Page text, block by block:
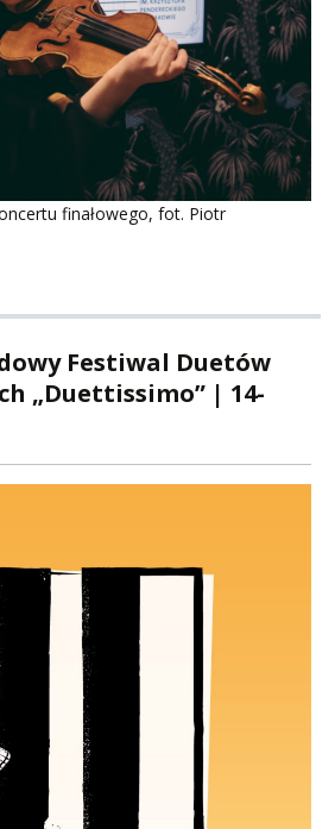
finałowego, fot. Piotr
Festiwal Duetów
„Duettissimo” | 14-